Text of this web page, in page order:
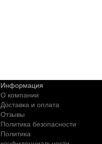
Информация
О компании
Доставка и оплата
Отзывы
Политика безопасности
Политика